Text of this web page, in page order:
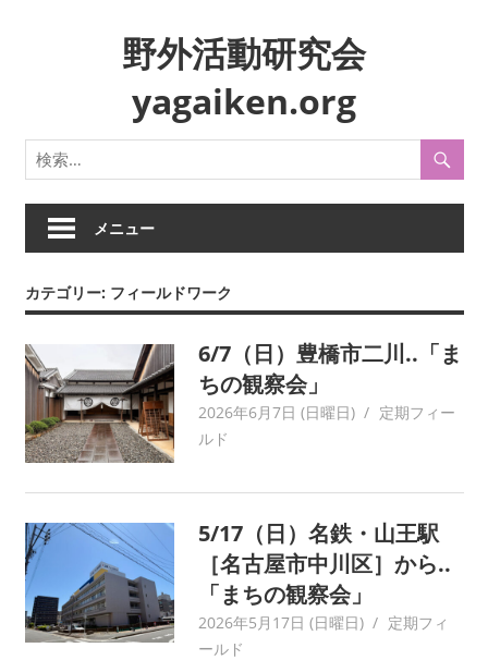
野外活動研究会
yagaiken.org
身
近
生
活
風
を
フ
ィ
ー
ル
ー
ク
よ
り
メニュー
カテゴリー: フィールドワーク
6/7（日）豊橋市二川..「ま
ちの観察会」
2026年6月7日 (日曜日) yagaiken
定期フィー
ルド
5/17（日）名鉄・山王駅
［名古屋市中川区］から..
「まちの観察会」
2026年5月17日 (日曜日) yagaiken
定期フィ
ールド